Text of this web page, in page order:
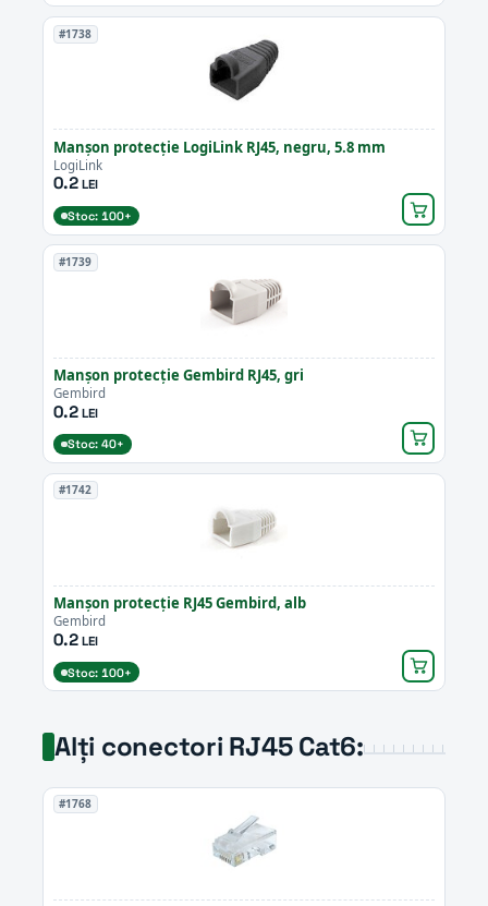
#1738
Manșon protecție LogiLink RJ45, negru, 5.8 mm
LogiLink
0.2LEI
Stoc: 100+
#1739
Manșon protecție Gembird RJ45, gri
Gembird
0.2LEI
Stoc: 40+
#1742
Manșon protecție RJ45 Gembird, alb
Gembird
0.2LEI
Stoc: 100+
Alți conectori RJ45 Cat6:
#1768